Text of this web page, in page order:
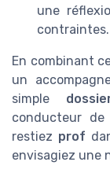
une
contraintes.
En combinant
un
simple
conducteur
restiez prof
envisagiez une